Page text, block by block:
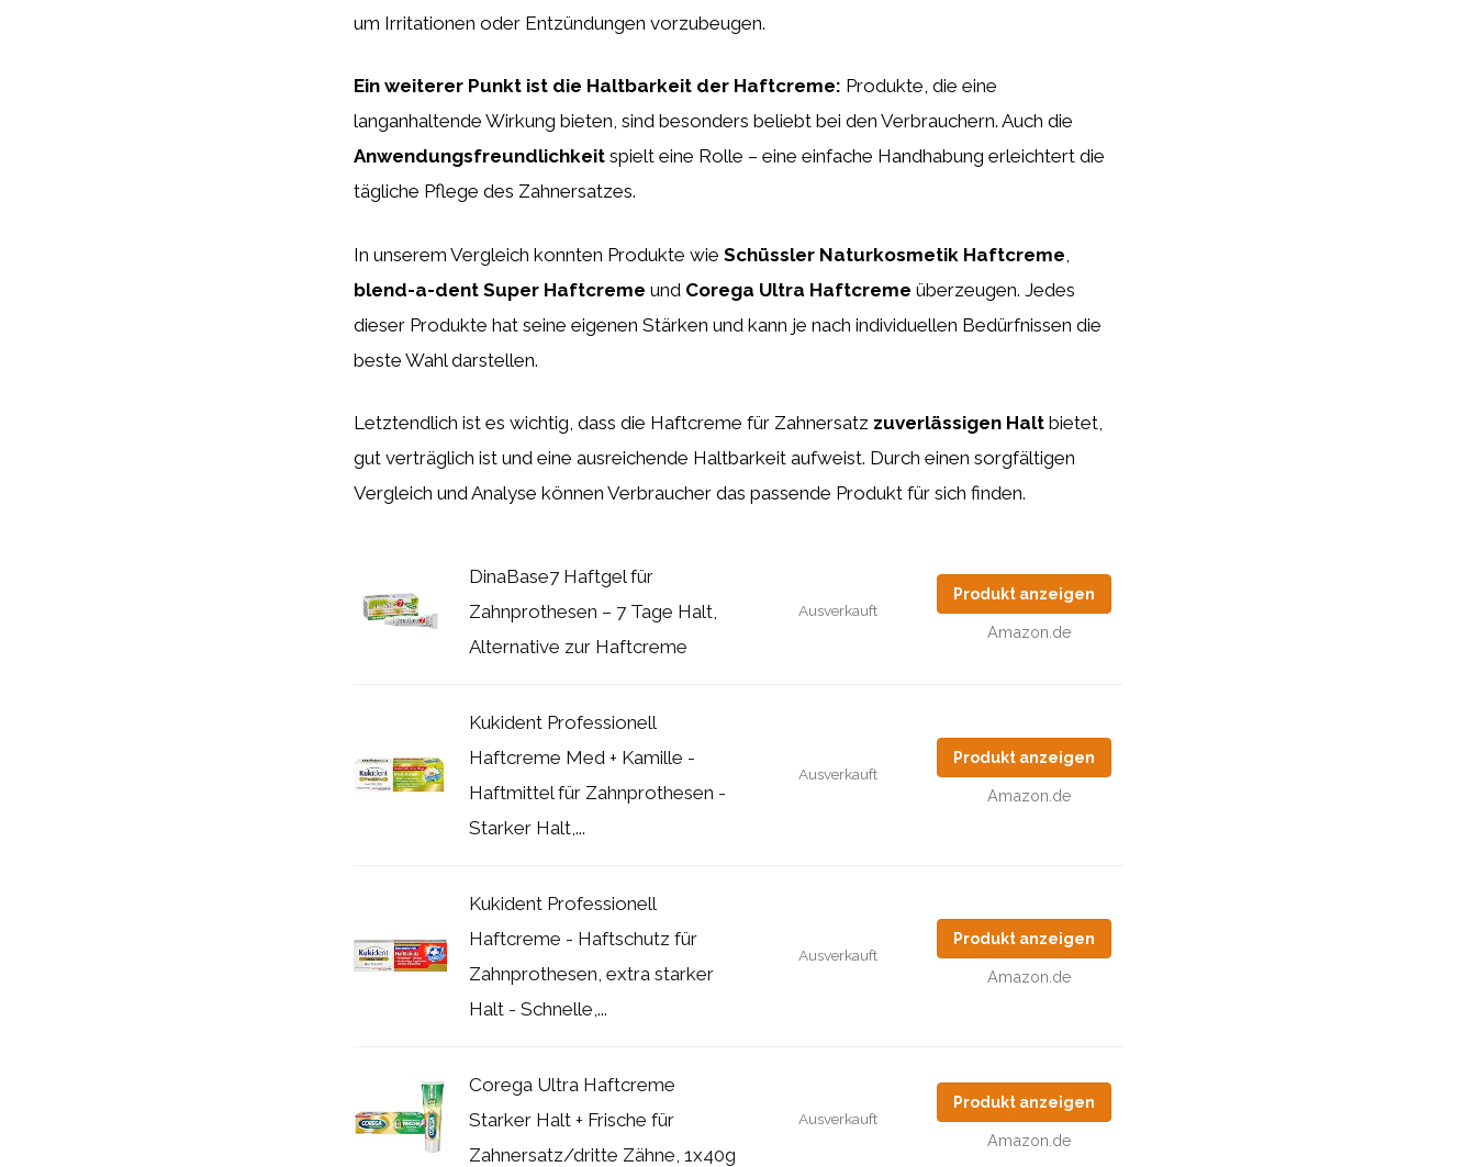
um Irritationen oder Entzündungen vorzubeugen.
Ein weiterer Punkt ist die Haltbarkeit der Haftcreme: Produkte, die eine
langanhaltende Wirkung bieten, sind besonders beliebt bei den Verbrauchern. Auch die
Anwendungsfreundlichkeit spielt eine Rolle – eine einfache Handhabung erleichtert die
tägliche Pflege des Zahnersatzes.
In unserem Vergleich konnten Produkte wie Schüssler Naturkosmetik Haftcreme
blend-a-dent Super Haftcreme und Corega Ultra Haftcreme überzeugen. Jedes
dieser Produkte hat seine eigenen Stärken und kann je nach individuellen Bedürfnissen die
beste Wahl darstellen.
Letztendlich ist es wichtig, dass die Haftcreme für Zahnersatz zuverlässigen Halt bietet,
gut verträglich ist und eine ausreichende Haltbarkeit aufweist. Durch einen sorgfältigen
Vergleich und Analyse können Verbraucher das passende Produkt für sich finden.
DinaBase7 Haftgel für
Zahnprothesen – 7 Tage Halt,
Alternative zur Haftcreme
Ausverkauft
Produkt anzeigen
Amazon.de
Kukident Professionell
Haftcreme Med + Kamille -
Haftmittel für Zahnprothesen -
Starker Halt,...
Ausverkauft
Produkt anzeigen
Amazon.de
Kukident Professionell
Haftcreme - Haftschutz für
Zahnprothesen, extra starker
Halt - Schnelle,...
Ausverkauft
Produkt anzeigen
Amazon.de
Corega Ultra Haftcreme
Starker Halt + Frische für
Zahnersatz/dritte Zähne, 1x40g
Ausverkauft
Produkt anzeigen
Amazon.de